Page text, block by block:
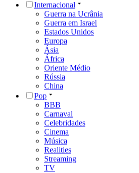
Internacional
Guerra na Ucrânia
Guerra em Israel
Estados Unidos
Europa
Ásia
África
Oriente Médio
Rússia
China
Pop
BBB
Carnaval
Celebridades
Cinema
Música
Realities
Streaming
TV